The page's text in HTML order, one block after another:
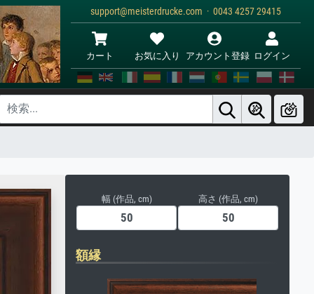
support@meisterdrucke.com · 0043 4257 29415
カート お気に入り アカウント登録 ログイン
幅 (作品, cm) 高さ (作品, cm)
額縁